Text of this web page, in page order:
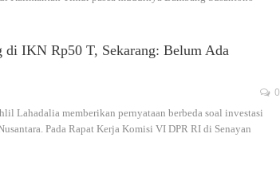
IKN Rp50 T, Sekarang: Belum Ada
0
Lahadalia memberikan pernyataan berbeda soal investasi
Pada Rapat Kerja Komisi VI DPR RI di Senayan